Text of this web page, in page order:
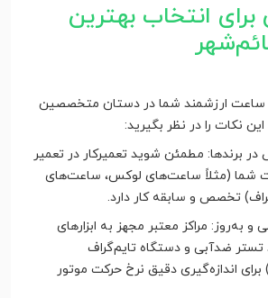
انتخاب بهترین
ساعت ارزشمند شما در دستان متخصصین
نکات را در نظر بگیرید:
برندها: مطمئن شوید تعمیرکار در تعمیر
شما (مثلاً ساعت‌های لوکس، ساعت‌های
تخصص و سابقه کار دارد.
و به‌روز: مراکز معتبر مجهز به ابزارهای
ضدآبی و دستگاه تایم‌گراف
(Timegrapher) برای اندازه‌گیری دقیق نرخ حرکت موتور